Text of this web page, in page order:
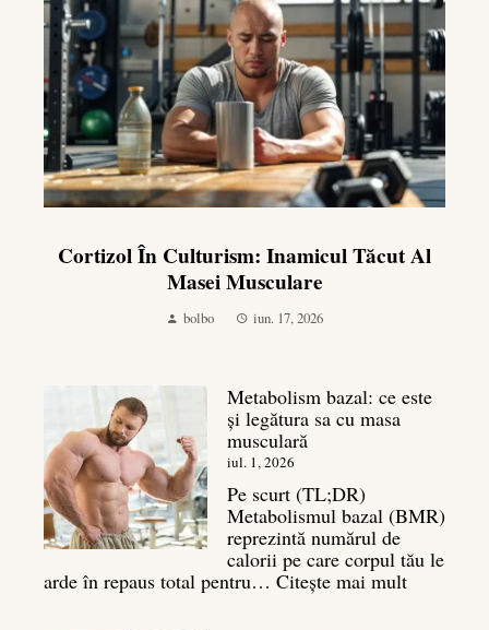
Cortizol În Culturism: Inamicul Tăcut Al
Masei Musculare
bolbo iun. 17, 2026
Metabolism bazal: ce este
și legătura sa cu masa
musculară
iul. 1, 2026
Pe scurt (TL;DR)
Metabolismul bazal (BMR)
reprezintă numărul de
calorii pe care corpul tău le
arde în repaus total pentru… Citește mai mult: